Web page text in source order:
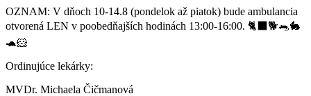
OZNAM: V dňoch 10-14.8 (pondelok až piatok) bude ambulancia
otvorená LEN v poobedňajších hodinách 13:00-16:00. 🐈‍⬛🐕🐀🐇
🐢🐹
Ordinujúce lekárky:
MVDr. Michaela Čičmanová